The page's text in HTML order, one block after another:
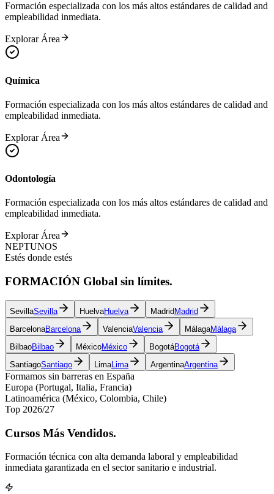
Formación especializada con los más altos estándares de calidad and
empleabilidad inmediata.
Explorar Área
Química
Formación especializada con los más altos estándares de calidad and
empleabilidad inmediata.
Explorar Área
Odontología
Formación especializada con los más altos estándares de calidad and
empleabilidad inmediata.
Explorar Área
NEPTUNOS
Estés donde estés
FORMACIÓN Global sin límites.
SevillaSevilla HuelvaHuelva Madrid Madrid
BarcelonaBarcelona ValenciaValencia MálagaMálaga
BilbaoBilbao MéxicoMéxico BogotáBogotá
SantiagoSantiago Lima Lima ArgentinaArgentina
Formamos sin barreras en España
Europa (Portugal, Italia, Francia)
Latinoamérica (México, Colombia, Chile)
Top 2026/27
Cursos Más Vendidos.
Formación técnica con alta demanda laboral y empleabilidad
inmediata garantizada en el sector sanitario e industrial.